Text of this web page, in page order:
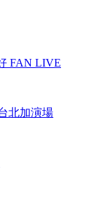
FAN LIVE
北加演場